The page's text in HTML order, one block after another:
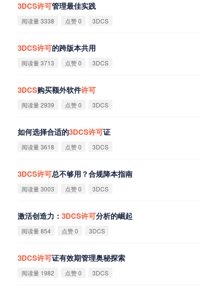
3DCS许可管理最佳实践
阅读量 3338 点赞 0 3DCS
3DCS许可的跨版本共用
阅读量 3713 点赞 0 3DCS
3DCS购买额外软件许可
阅读量 2939 点赞 0 3DCS
如何选择合适的3DCS许可证
阅读量 3618 点赞 0 3DCS
3DCS许可总不够用？合规降本指南
阅读量 3003 点赞 0 3DCS
激活创造力： 3DCS许可分析的崛起
阅读量 854 点赞 0 3DCS
3DCS许可证有效期管理奥秘探索
阅读量 1982 点赞 0 3DCS